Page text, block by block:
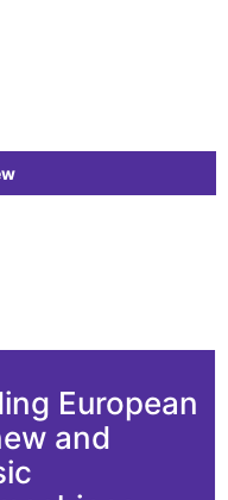
European
and